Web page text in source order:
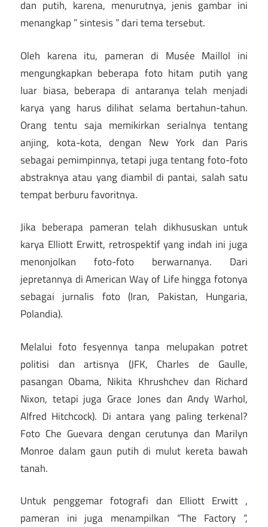
dan putih, karena, menurutnya, jenis gambar ini
menangkap ” sintesis ” dari tema tersebut.
Oleh karena itu, pameran di Musée Maillol ini
mengungkapkan beberapa foto hitam putih yang
luar biasa, beberapa di antaranya telah menjadi
karya yang harus dilihat selama bertahun-tahun.
Orang tentu saja memikirkan serialnya tentang
anjing, kota-kota, dengan New York dan Paris
sebagai pemimpinnya, tetapi juga tentang foto-foto
abstraknya atau yang diambil di pantai, salah satu
tempat berburu favoritnya.
Jika beberapa pameran telah dikhususkan untuk
karya Elliott Erwitt, retrospektif yang indah ini juga
menonjolkan foto-foto berwarnanya. Dari
jepretannya di American Way of Life hingga fotonya
sebagai jurnalis foto (Iran, Pakistan, Hungaria,
Polandia).
Melalui foto fesyennya tanpa melupakan potret
politisi dan artisnya (JFK, Charles de Gaulle,
pasangan Obama, Nikita Khrushchev dan Richard
Nixon, tetapi juga Grace Jones dan Andy Warhol,
Alfred Hitchcock). Di antara yang paling terkenal?
Foto Che Guevara dengan cerutunya dan Marilyn
Monroe dalam gaun putih di mulut kereta bawah
tanah.
Untuk penggemar fotografi dan Elliott Erwitt ,
pameran ini juga menampilkan “The Factory “,